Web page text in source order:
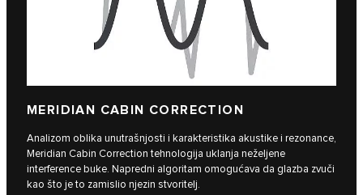
MERIDIAN CABIN CORRECTION
Analizom oblika unutrašnjosti i karakteristika akustike i rezonance,
Meridian Cabin Correction tehnologija uklanja neželjene
interference buke. Napredni algoritam omogućava da glazba zvuči
kao što je to zamislio njezin stvoritelj.